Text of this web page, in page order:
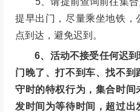
准如下：(活动原价*退款比例
退改时间
2025年12月04日 23:59之
2025年12月04日 23:59之